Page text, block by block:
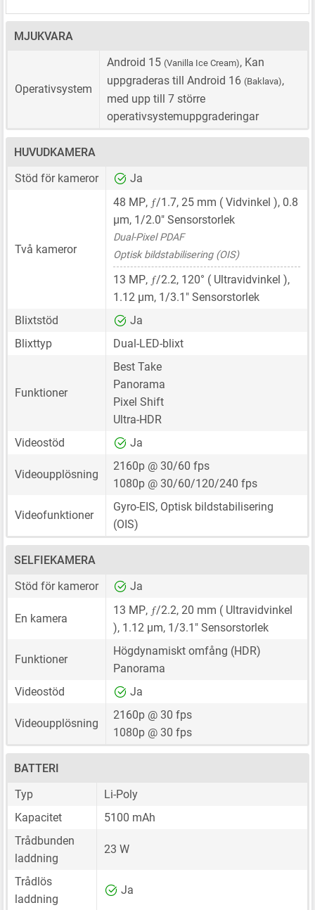
MJUKVARA
Operativsystem
Android 15 (Vanilla Ice Cream), Kan
uppgraderas till Android 16 (Baklava),
med upp till 7 större
operativsystemuppgraderingar
HUVUDKAMERA
Stöd för kameror
Ja
Två kameror
48 MP, ƒ/1.7, 25 mm ( Vidvinkel ), 0.8
μm, 1/2.0" Sensorstorlek
Dual-Pixel PDAF
Optisk bildstabilisering (OIS)
13 MP, ƒ/2.2, 120° ( Ultravidvinkel ),
1.12 μm, 1/3.1" Sensorstorlek
Blixtstöd
Ja
Blixttyp
Dual-LED-blixt
Funktioner
Best Take
Panorama
Pixel Shift
Ultra-HDR
Videostöd
Ja
Videoupplösning
2160p @ 30/60 fps
1080p @ 30/60/120/240 fps
Videofunktioner
Gyro-EIS, Optisk bildstabilisering
(OIS)
SELFIEKAMERA
Stöd för kameror
Ja
En kamera
13 MP, ƒ/2.2, 20 mm ( Ultravidvinkel
), 1.12 μm, 1/3.1" Sensorstorlek
Funktioner
Högdynamiskt omfång (HDR)
Panorama
Videostöd
Ja
Videoupplösning
2160p @ 30 fps
1080p @ 30 fps
BATTERI
Typ
Li-Poly
Kapacitet
5100 mAh
Trådbunden
laddning
23 W
Trådlös
laddning
Ja